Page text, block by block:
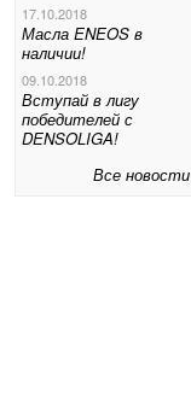
17.10.2018
Масла ENEOS в
наличии!
09.10.2018
Вступай в лигу
победителей с
DENSOLIGA!
Все новости